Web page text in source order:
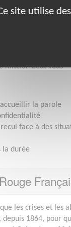
personnes qui
social
requis.
mission peut vous
la parole
face à des
la durée
les crises et les
depuis 1864, pour
site utilise